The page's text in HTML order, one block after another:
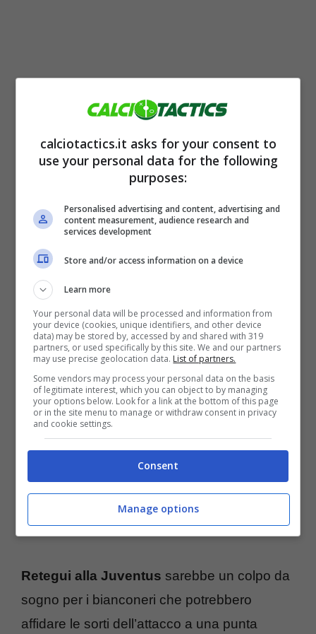
La Juventus vuole migliorare il parco
Potrebbe essere quella la zona di campo
dove ci saranno maggiori cambiamenti da
giugno in poi e quindi Giuntoli si è messo già
alla ricerca di nomi nuovi che possano
migliorare il livello della squadra attuale.
Secondo quanto riferisceTMW, la Juventus
ha messo nel mirino Mateo Retegui.I
bianconeri hanno bisogno di un nuovo
centravanti al posto di Dusan Vlahovic e
nella shortlist di Cristiano Giuntoli c’è anche
l’italo-argentino che è un nome alternativo –
ma ben appaiato – a quello di
Retegui alla Juventus sarebbe un colpo da
sogno per i bianconeri che potrebbero
affidare le sorti dell’attacco a una punta
calciotactics.it asks for your consent to
use your personal data for the following
purposes:
Personalised advertising and content, advertising and
content measurement, audience research and
services development
Store and/or access information on a device
Learn more
Your personal data will be processed and information from
your device (cookies, unique identifiers, and other device
data) may be stored by, accessed by and shared with 319
partners, or used specifically by this site. We and our partners
may use precise geolocation data. List of partners.
Some vendors may process your personal data on the basis
of legitimate interest, which you can object to by managing
your options below. Look for a link at the bottom of this page
or in the site menu to manage or withdraw consent in privacy
and cookie settings.
Consent
Manage options